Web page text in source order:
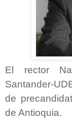
El rector
Santander-
de
de Antioquia.